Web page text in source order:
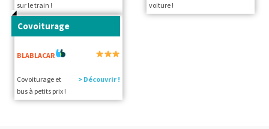
sur le train !
voiture !
Covoiturage
BLABLACAR
Covoiturage et
bus à petits prix !
> Découvrir !